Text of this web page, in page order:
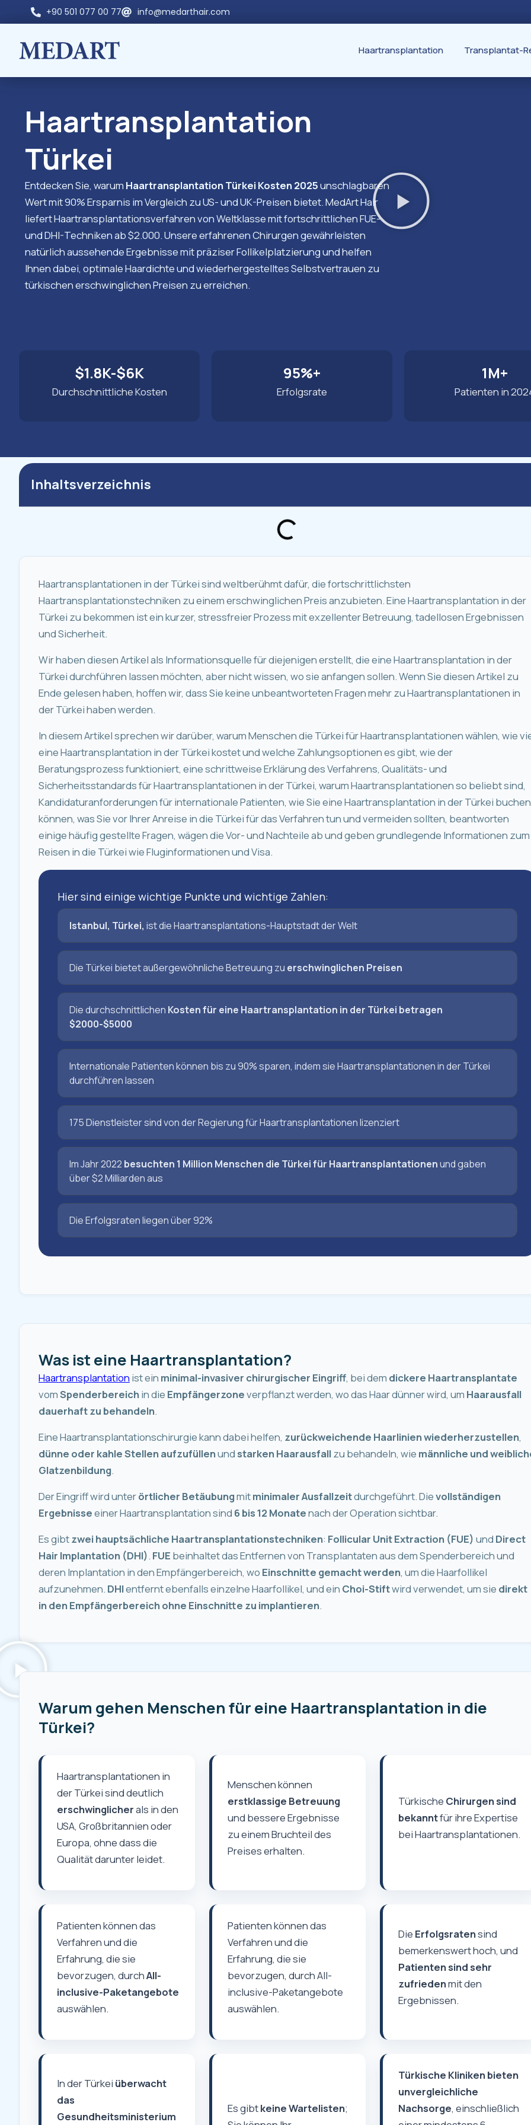
+90 501 077 00 77 info@medarthair.com
Haartransplantation Transplantat-
Haartransplantation
Türkei
Entdecken Sie, warum Haartransplantation Türkei Kosten 2025unschlagbaren
Wert mit 90% Ersparnis im Vergleich zu US- und UK-Preisen bietet. MedArt Hair
liefert Haartransplantationsverfahren von Weltklasse mit fortschrittlichen FUE-
und DHI-Techniken ab $2.000. Unsere erfahrenen Chirurgen gewährleisten
natürlich aussehende Ergebnisse mit präziser Follikelplatzierung und helfen
Ihnen dabei, optimale Haardichte und wiederhergestelltes Selbstvertrauen zu
türkischen erschwinglichen Preisen zu erreichen.
$1.8K-$6K
Durchschnittliche Kosten
95%+
Erfolgsrate
1M+
Patienten in
Inhaltsverzeichnis
Haartransplantationen in der Türkei sind weltberühmt dafür, die fortschrittlichsten
Haartransplantationstechniken zu einem erschwinglichen Preis anzubieten. Eine Haartransplantation in der
Türkei zu bekommen ist ein kurzer, stressfreier Prozess mit exzellenter Betreuung, tadellosen Ergebnissen
und Sicherheit.
Wir haben diesen Artikel als Informationsquelle für diejenigen erstellt, die eine Haartransplantation in der
Türkei durchführen lassen möchten, aber nicht wissen, wo sie anfangen sollen. Wenn Sie diesen Artikel zu
Ende gelesen haben, hoffen wir, dass Sie keine unbeantworteten Fragen mehr zu Haartransplantationen in
der Türkei haben werden.
In diesem Artikel sprechen wir darüber, warum Menschen die Türkei für Haartransplantationen wählen, wie
eine Haartransplantation in der Türkei kostet und welche Zahlungsoptionen es gibt, wie der
Beratungsprozess funktioniert, eine schrittweise Erklärung des Verfahrens, Qualitäts- und
Sicherheitsstandards für Haartransplantationen in der Türkei, warum Haartransplantationen so beliebt sind,
Kandidaturanforderungen für internationale Patienten, wie Sie eine Haartransplantation in der Türkei buchen
können, was Sie vor Ihrer Anreise in die Türkei für das Verfahren tun und vermeiden sollten, beantworten
einige häufig gestellte Fragen, wägen die Vor- und Nachteile ab und geben grundlegende Informationen zum
Reisen in die Türkei wie Fluginformationen und Visa.
Hier sind einige wichtige Punkte und wichtige Zahlen:
Istanbul, Türkei, ist die Haartransplantations-Hauptstadt der Welt
Die Türkei bietet außergewöhnliche Betreuung zu erschwinglichen Preisen
Die durchschnittlichen Kosten für eine Haartransplantation in der Türkei betragen
$2000-$5000
Internationale Patienten können bis zu 90% sparen, indem sie Haartransplantationen in der Türkei
durchführen lassen
175 Dienstleister sind von der Regierung für Haartransplantationen lizenziert
Im Jahr 2022 besuchten 1 Million Menschen die Türkei für Haartransplantationenund gaben
über $2 Milliarden aus
Die Erfolgsraten liegen über 92%
Was ist eine Haartransplantation?
Haartransplantation ist ein minimal-invasiver chirurgischer Eingriff, bei dem dickere Haartransplantate
vomSpenderbereichin die Empfängerzoneverpflanzt werden, wo das Haar dünner wird, um Haarausfall
dauerhaft zu behandeln.
Eine Haartransplantationschirurgie kann dabei helfen, zurückweichende Haarlinien wiederherzustellen,
dünne oder kahle Stellen aufzufüllenund starken Haarausfallzu behandeln, wie männliche und
Glatzenbildung.
Der Eingriff wird unterörtlicher Betäubungmitminimaler Ausfallzeitdurchgeführt. Dievollständigen
Ergebnisseeiner Haartransplantation sind 6 bis 12 Monatenach der Operation sichtbar.
Es gibtzwei hauptsächliche Haartransplantationstechniken: Follicular Unit Extraction (FUE) und Direct
Hair Implantation (DHI). FUE beinhaltet das Entfernen von Transplantaten aus dem Spenderbereich und
deren Implantation in den Empfängerbereich, wo Einschnitte gemacht werden, um die Haarfollikel
aufzunehmen. DHIentfernt ebenfalls einzelne Haarfollikel, und ein Choi-Stiftwird verwendet, um sie direkt
in den Empfängerbereich ohne Einschnitte zu implantieren.
Warum gehen Menschen für eine Haartransplantation in die
Türkei?
Haartransplantationen in
der Türkei sind deutlich
erschwinglicherals in den
USA, Großbritannien oder
Europa, ohne dass die
Qualität darunter leidet.
Menschen können
erstklassige Betreuung
und bessere Ergebnisse
zu einem Bruchteil des
Preises erhalten.
Türkische Chirurgen sind
bekanntfür ihre Expertise
bei Haartransplantationen.
Patienten können das
Verfahren und die
Erfahrung, die sie
bevorzugen, durchAll-
inclusive-Paketangebote
auswählen.
Patienten können das
Verfahren und die
Erfahrung, die sie
bevorzugen, durch All-
inclusive-Paketangebote
auswählen.
Die Erfolgsratensind
bemerkenswert hoch, und
Patienten sind sehr
zufriedenmit den
Ergebnissen.
In der Türkei überwacht
das
Gesundheitsministerium
Es gibtkeine Wartelisten;
Türkische Kliniken bieten
unvergleichliche
Nachsorge, einschließlich